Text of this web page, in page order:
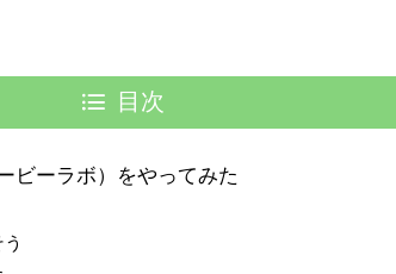
目次
ビーラボ）をやってみた